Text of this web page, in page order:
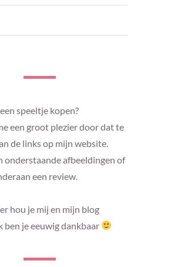
speeltje kopen?
een groot plezier door dat te
de links op mijn website.
onderstaande afbeeldingen of
een review.
hou je mij en mijn blog
ben je eeuwig dankbaar